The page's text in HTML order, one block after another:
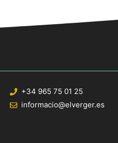
+34 965 75 01 25
informacio@elverger.es